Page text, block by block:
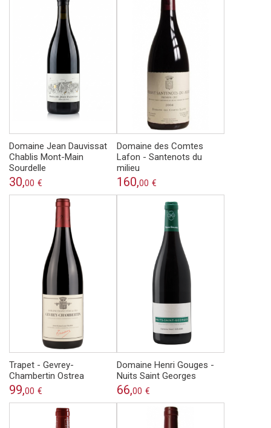
Domaine Jean Dauvissat
Chablis Mont-Main
Sourdelle
30,00 €
Domaine des Comtes
Lafon - Santenots du
milieu
160,00 €
Trapet - Gevrey-
Chambertin Ostrea
99,00 €
Domaine Henri Gouges -
Nuits Saint Georges
66,00 €